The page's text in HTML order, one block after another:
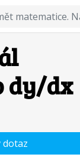
dy/dx
dotaz